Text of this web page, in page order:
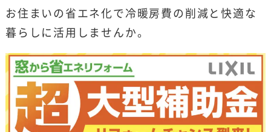
お住まいの省エネ化で冷暖房費の削減と快適な
暮らしに活用しませんか。